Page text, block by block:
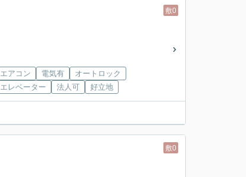
敷0
エアコン 電気有
オートロック
エレベーター
法人可 好立地
敷0